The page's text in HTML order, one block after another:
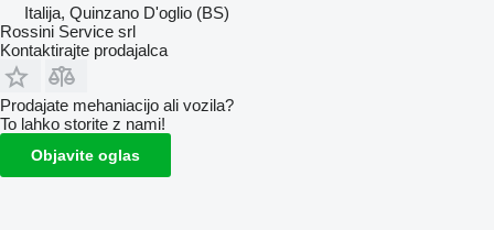
Italija, Quinzano D'oglio (BS)
Rossini Service srl
Kontaktirajte prodajalca
Prodajate mehaniacijo ali vozila?
To lahko storite z nami!
Objavite oglas